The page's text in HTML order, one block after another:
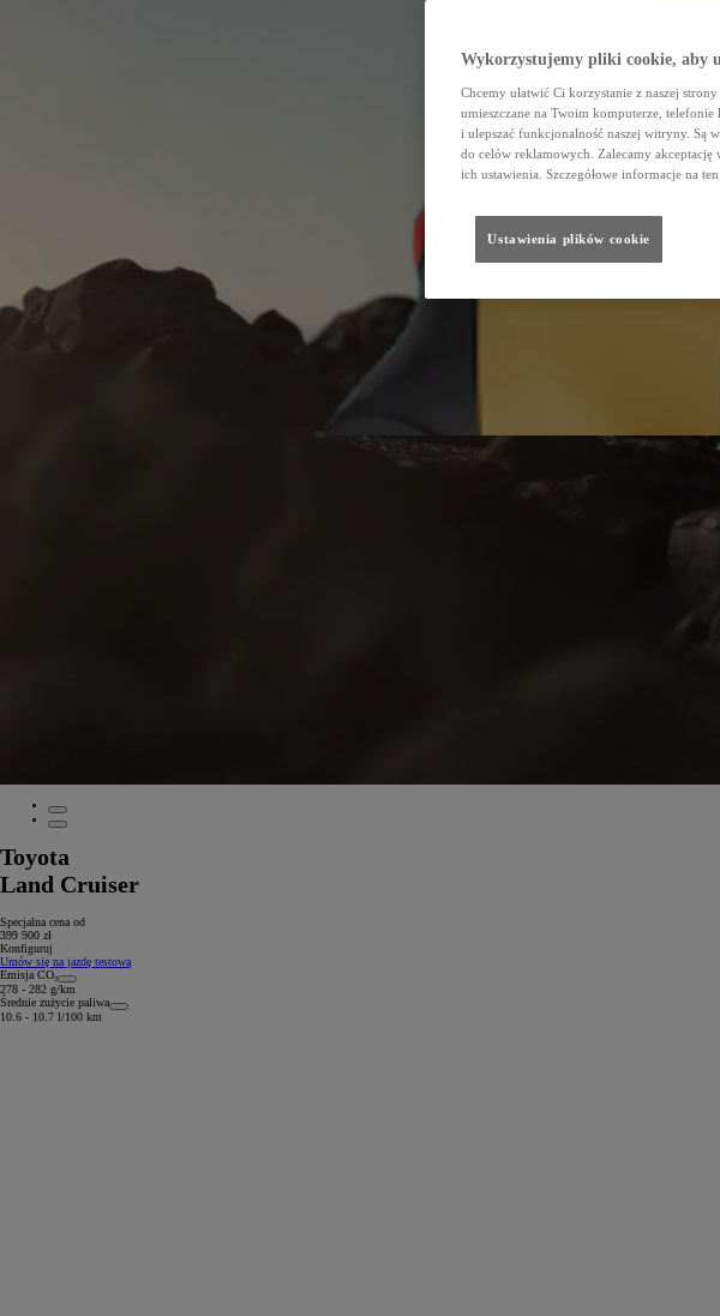
Toyota
Land Cruiser
Specjalna cena od
399 900 zł
Konfiguruj
Umów się na jazdę testową
Emisja CO₂
278 - 282 g/km
Średnie zużycie paliwa
10.6 - 10.7 l/100 km
Wykorzystujemy pliki cookie, aby
Chcemy ułatwić Ci korzystanie z naszej
umieszczane na Twoim komputerze,
i ulepszać funkcjonalność naszej witryny. Są
do celów reklamowych. Zalecamy akceptację
ich ustawienia. Szczegółowe informacje na
Ustawienia plików cookie